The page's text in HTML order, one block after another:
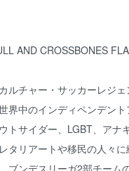
AND CROSSBONES
ルチャー・サッカーレジ
界中のインディペンデン
トサイダー、LGBT、アナ
タリアートや移民の人々
ブンデスリーガ2部チーム